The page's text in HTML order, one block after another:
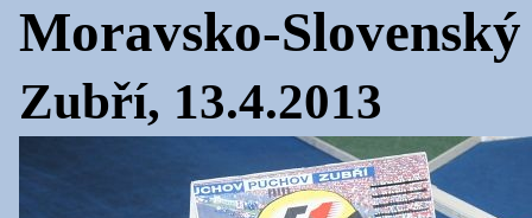
Moravsko-
Zubří, 13.4.2013